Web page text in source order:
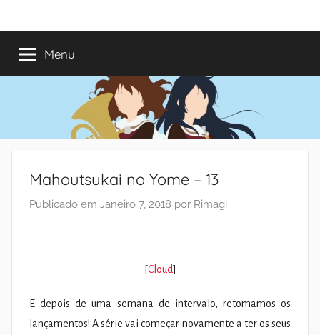
paraMundo
do
Shoujo
anos
a
romances
Menu
Mahoutsukai no Yome – 13
Publicado em Janeiro 7, 2018 por Rimagi
[Cloud]
E depois de uma semana de intervalo, retomamos os
lançamentos! A série vai começar novamente a ter os seus